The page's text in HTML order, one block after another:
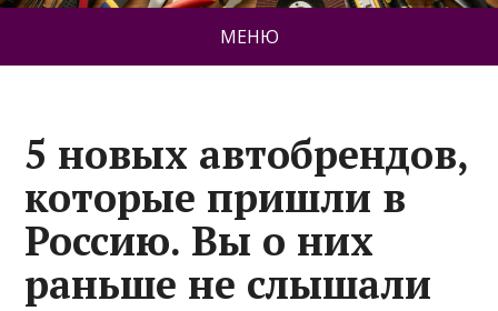
МЕНЮ
5 новых автобрендов,
которые пришли в
Россию. Вы о них
раньше не слышали